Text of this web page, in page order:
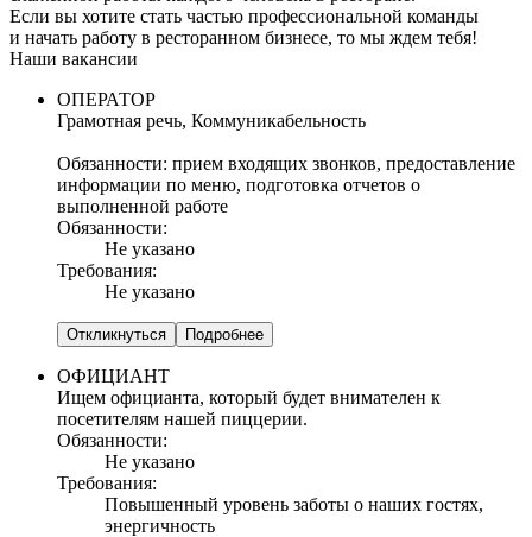
Если вы хотите стать частью профессиональной команды
и начать работу в ресторанном бизнесе, то мы ждем тебя!
Наши вакансии
ОПЕРАТОР
Грамотная речь, Коммуникабельность
Обязанности: прием входящих звонков, предоставление
информации по меню, подготовка отчетов о
выполненной работе
Обязанности:
Не указано
Требования:
Не указано
Откликнуться Подробнее
ОФИЦИАНТ
Ищем официанта, который будет внимателен к
посетителям нашей пиццерии.
Обязанности:
Не указано
Требования:
Повышенный уровень заботы о наших гостях,
энергичность